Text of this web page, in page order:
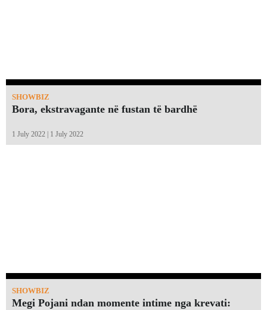
SHOWBIZ
Bora, ekstravagante në fustan të bardhë
1 July 2022 | 1 July 2022
SHOWBIZ
Megi Pojani ndan momente intime nga krevati: